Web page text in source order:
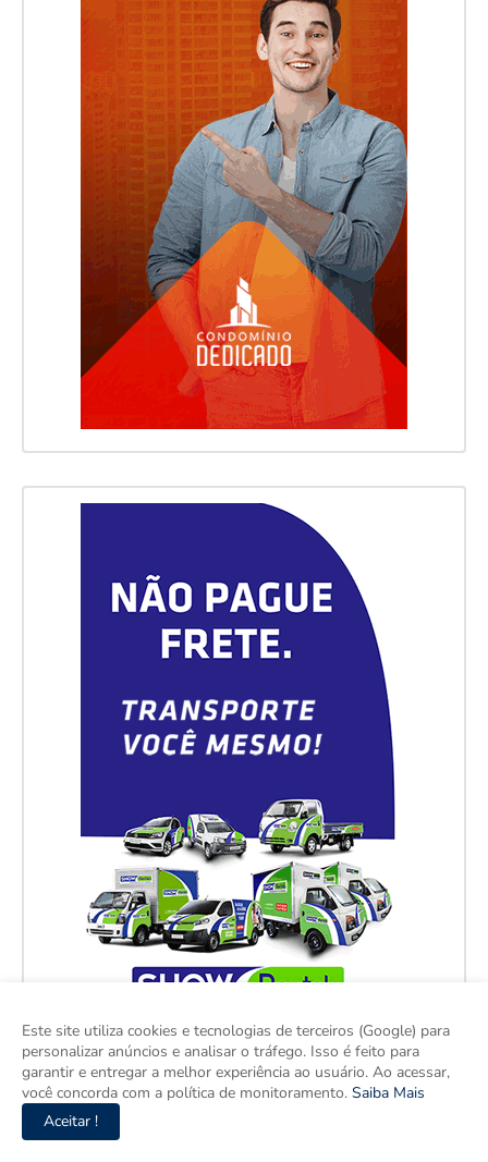
Este site utiliza cookies e tecnologias de terceiros (Google) para
personalizar anúncios e analisar o tráfego. Isso é feito para
garantir e entregar a melhor experiência ao usuário. Ao acessar,
você concorda com a política de monitoramento. Saiba Mais
Aceitar !